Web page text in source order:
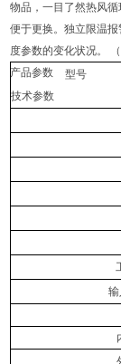
物品，一目了然热风
便于更换。独立限温
度参数的变化状况。
产品参数
型号
技术参数